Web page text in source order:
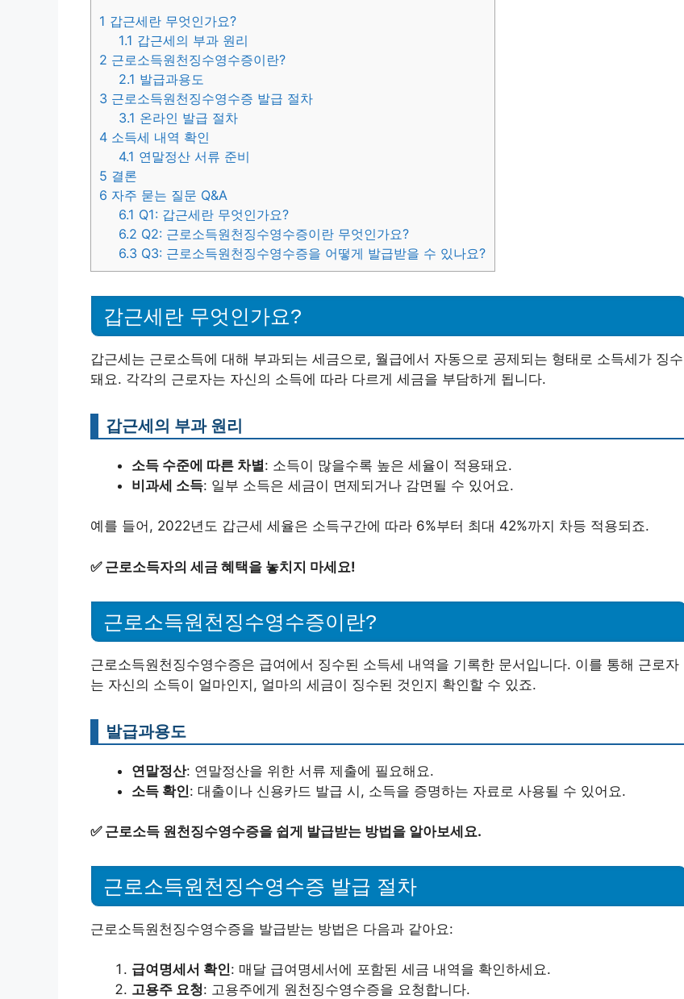
1 갑근세란 무엇인가요?
1.1 갑근세의 부과 원리
2 근로소득원천징수영수증이란?
2.1 발급과용도
3 근로소득원천징수영수증 발급 절차
3.1 온라인 발급 절차
4 소득세 내역 확인
4.1 연말정산 서류 준비
5 결론
6 자주 묻는 질문 Q&A
6.1 Q1: 갑근세란 무엇인가요?
6.2 Q2: 근로소득원천징수영수증이란 무엇인가요?
6.3 Q3: 근로소득원천징수영수증을 어떻게 발급받을 수 있나요?
갑근세란 무엇인가요?
갑근세는 근로소득에 대해 부과되는 세금으로, 월급에서 자동으로 공제되는 형태로 소득세가 징수
돼요. 각각의 근로자는 자신의 소득에 따라 다르게 세금을 부담하게 됩니다.
갑근세의 부과 원리
소득 수준에 따른 차별: 소득이 많을수록 높은 세율이 적용돼요.
비과세 소득: 일부 소득은 세금이 면제되거나 감면될 수 있어요.
예를 들어, 2022년도 갑근세 세율은 소득구간에 따라 6%부터 최대 42%까지 차등 적용되죠.
✅ 근로소득자의 세금 혜택을 놓치지 마세요!
근로소득원천징수영수증이란?
근로소득원천징수영수증은 급여에서 징수된 소득세 내역을 기록한 문서입니다. 이를 통해 근로자
는 자신의 소득이 얼마인지, 얼마의 세금이 징수된 것인지 확인할 수 있죠.
발급과용도
연말정산: 연말정산을 위한 서류 제출에 필요해요.
소득 확인: 대출이나 신용카드 발급 시, 소득을 증명하는 자료로 사용될 수 있어요.
✅ 근로소득 원천징수영수증을 쉽게 발급받는 방법을 알아보세요.
근로소득원천징수영수증 발급 절차
근로소득원천징수영수증을 발급받는 방법은 다음과 같아요:
급여명세서 확인: 매달 급여명세서에 포함된 세금 내역을 확인하세요.
고용주 요청: 고용주에게 원천징수영수증을 요청합니다.